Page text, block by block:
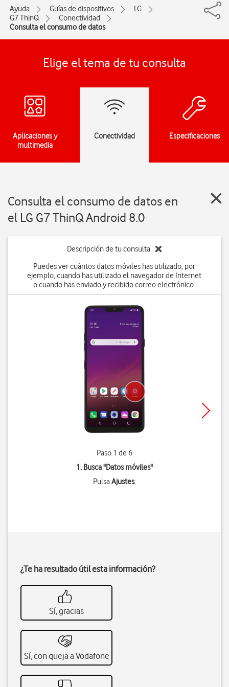
Ayuda Guías de dispositivos
LG
G7 ThinQ
Conectividad
Consulta el consumo de datos
Elige el tema de tu consulta
Aplicaciones y
multimedia
Conectividad Especificaciones
Consulta el consumo de datos en
el LG G7 ThinQ Android 8.0
Descripción de tu consulta
Puedes ver cuántos datos móviles has utilizado, por
ejemplo, cuando has utilizado el navegador de Internet
o cuando has enviado y recibido correo electrónico.
Paso 1 de 6
1. Busca "Datos móviles"
PulsaAjustes.
¿Te ha resultado útil esta información?
Sí, gracias
Sí, con queja a Vodafone